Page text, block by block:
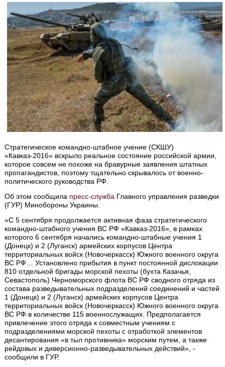
Стратегическое командно-штабное учение (СКШУ)
«Кавказ-2016» вскрыло реальное состояние российской армии,
которое совсем не похоже на бравурные заявления штатных
пропагандистов, поэтому тщательно скрывалось от военно-
политического руководства РФ.
Об этом сообщила пресс-служба Главного управления разведки
(ГУР) Минобороны Украины.
«С 5 сентября продолжается активная фаза стратегического
командно-штабного учения ВС РФ «Кавказ-2016», в рамках
которого 6 сентября начались командно-штабные учения 1
(Донецк) и 2 (Луганск) армейских корпусов Центра
территориальных войск (Новочеркасск) Южного военного округа
ВС РФ… Установлено прибытия в пункт постоянной дислокации
810 отдельной бригады морской пехоты (бухта Казачья,
Севастополь) Черноморского флота ВС РФ сводного отряда из
состава разведывательных подразделений соединений и частей
1 (Донецк) и 2 (Луганск) армейских корпусов Центра
территориальных войск (Новочеркасск) Южного военного округа
ВС РФ в количестве 115 военнослужащих. Предполагается
привлечение этого отряда к совместным учениям с
подразделениями морской пехоты с отработкой элементов
десантирования «в тыл противника» морским путем, а также
рейдовых и диверсионно-разведывательных действий», -
сообщили в ГУР.